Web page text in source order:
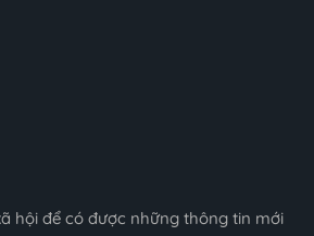
hội để có được những thông tin mới